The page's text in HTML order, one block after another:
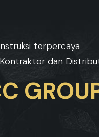
terpercaya
dan